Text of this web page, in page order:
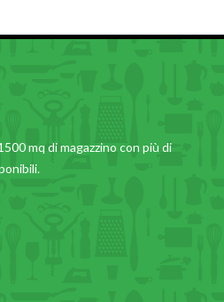
mq di magazzino con più di